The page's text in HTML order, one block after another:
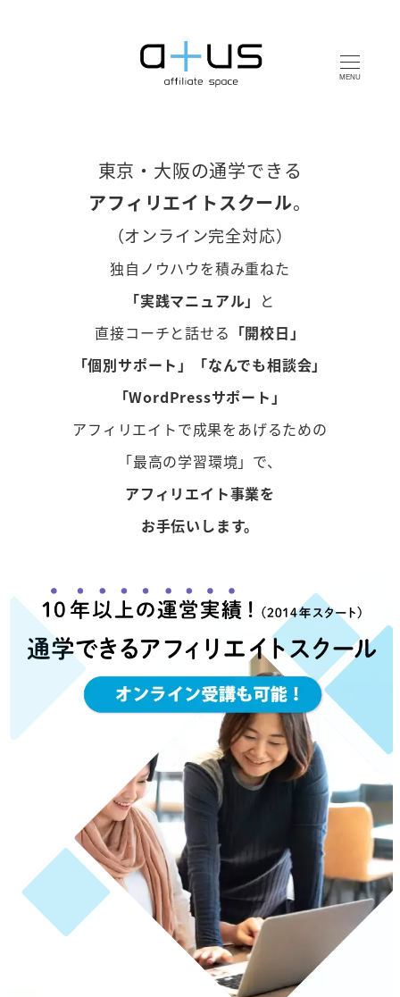
MENU
東京・大阪の通学できる
アフィリエイトスクール。
（オンライン完全対応）
独自ノウハウを積み重ねた
「実践マニュアル」 と
直接コーチと話せる 「開校日」
「個別サポート」「なんでも相談会」
「WordPressサポート」
アフィリエイトで成果をあげるための
「最高の学習環境」で、
アフィリエイト事業を
お手伝いします。